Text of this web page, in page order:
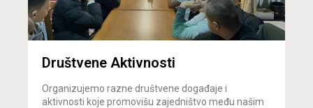
Društvene Aktivnosti
Organizujemo razne društvene događaje i
aktivnosti koje promovišu zajedništvo među našim